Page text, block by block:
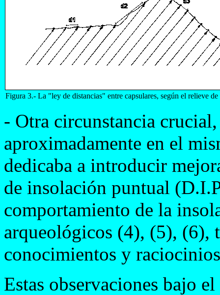
Figura 3.- La "ley de distancias" entre capsulares, según el relieve
- Otra circunstancia
aproximadamente en el
dedicaba a introducir
de insolación puntual
comportamiento de la
arqueológicos (4), (5), (6),
conocimientos y
Estas observaciones bajo